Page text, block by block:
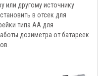
или другому источнику
в отсек для
типа АА для
дозиметра от батареек